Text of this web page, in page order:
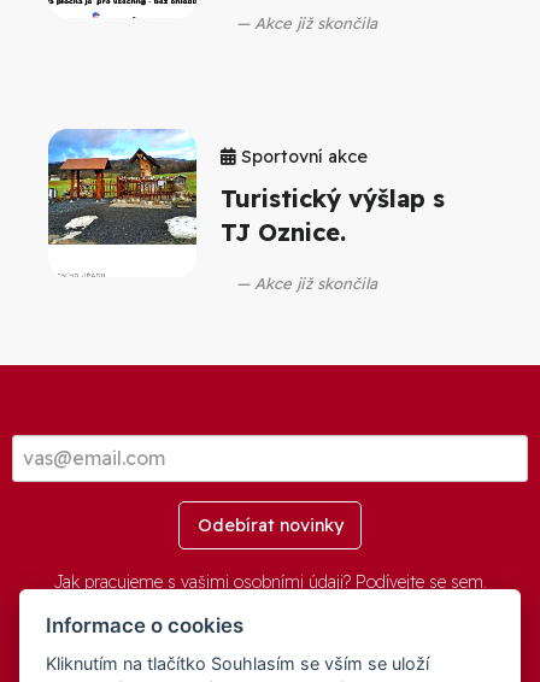
Akce již skončila
Sportovní akce
Turistický výšlap s
TJ Oznice.
Akce již skončila
Odebírat novinky
Jak pracujeme s vašimi osobními údaji? Podívejte se sem.
© 2016-2026 -aGovernment.cz&Obec Oznice. Software:
Informace o cookies
Kliknutím na tlačítko Souhlasím se vším se uloží